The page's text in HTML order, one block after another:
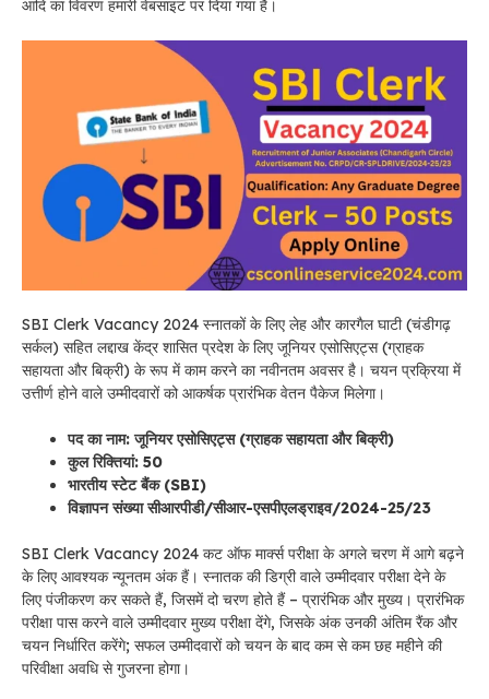
आदि का विवरण हमारी वेबसाइट पर दिया गया है।
SBI Clerk Vacancy 2024 स्नातकों के लिए लेह और कारगैल घाटी (चंडीगढ़
सर्कल) सहित लद्दाख केंद्र शासित प्रदेश के लिए जूनियर एसोसिएट्स (ग्राहक
सहायता और बिक्री) के रूप में काम करने का नवीनतम अवसर है। चयन प्रक्रिया में
उत्तीर्ण होने वाले उम्मीदवारों को आकर्षक प्रारंभिक वेतन पैकेज मिलेगा।
पद का नाम: जूनियर एसोसिएट्स (ग्राहक सहायता और बिक्री)
कुल रिक्तियां: 50
भारतीय स्टेट बैंक (SBI)
विज्ञापन संख्या सीआरपीडी/सीआर-एसपीएलड्राइव/2024-25/23
SBI Clerk Vacancy 2024 कट ऑफ मार्क्स परीक्षा के अगले चरण में आगे बढ़ने
के लिए आवश्यक न्यूनतम अंक हैं। स्नातक की डिग्री वाले उम्मीदवार परीक्षा देने के
लिए पंजीकरण कर सकते हैं, जिसमें दो चरण होते हैं – प्रारंभिक और मुख्य। प्रारंभिक
परीक्षा पास करने वाले उम्मीदवार मुख्य परीक्षा देंगे, जिसके अंक उनकी अंतिम रैंक और
चयन निर्धारित करेंगे; सफल उम्मीदवारों को चयन के बाद कम से कम छह महीने की
परिवीक्षा अवधि से गुजरना होगा।